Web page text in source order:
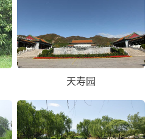
天寿园